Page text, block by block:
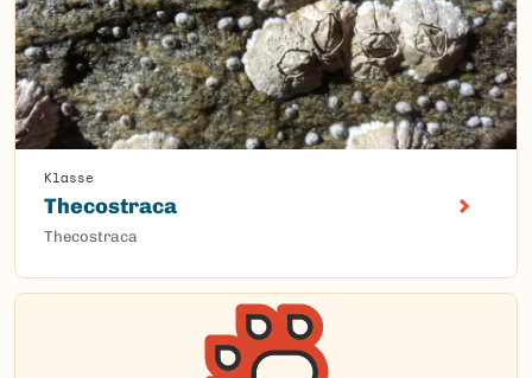
Klasse
Thecostraca
Thecostraca